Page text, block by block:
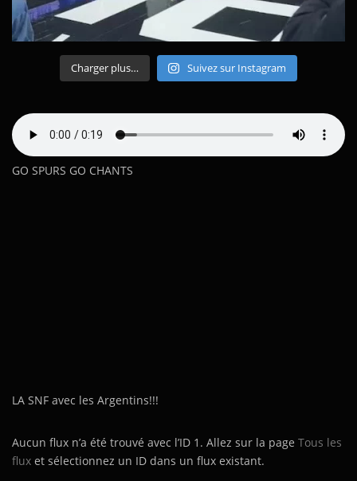
Charger plus… Suivez sur Instagram
GO SPURS GO CHANTS
LA SNF avec les Argentins!!!
Aucun flux n’a été trouvé avec l’ID 1. Allez sur la page Tous les
flux et sélectionnez un ID dans un flux existant.